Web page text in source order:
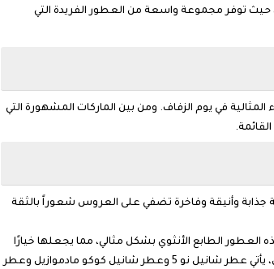
حيث توفر مجموعة واسعة من العطور الفريدة التي
في يوم الزفاف. ومن بين الماركات المشهورة التي
جذابة وأنيقة وفاخرة تضفي على العروس شعوراً بالثقة
العطور الطابع الأنثوي بشكل مثالي، مما يجعلها خيارًا
مثاليًا للعرائس. ومن بين العطور الأنثوية الرائعة التي تقدمها شانيل، يأتي عطر شانيل نو 5 وعطر شانيل كوكو مادموازيل وعطر